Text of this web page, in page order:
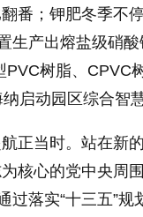
番；钾肥冬季不
生产出熔盐级硝
树脂、CPVC
启动园区综合智
当时。站在新
核心的党中央周
过落实“十三五”